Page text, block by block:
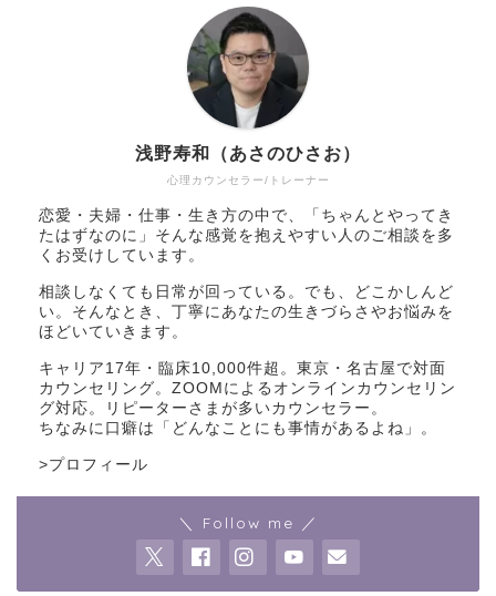
心理カウンセラー/トレーナー
浅野寿和（あさのひさお）
恋愛・夫婦・仕事・生き方の中で、「ちゃんとやってき
たはずなのに」そんな感覚を抱えやすい人のご相談を多
くお受けしています。
相談しなくても日常が回っている。でも、どこかしんど
い。そんなとき、丁寧にあなたの生きづらさやお悩みを
ほどいていきます。
キャリア17年・臨床10,000件超。東京・名古屋で対面
カウンセリング。ZOOMによるオンラインカウンセリン
グ対応。リピーターさまが多いカウンセラー。
ちなみに口癖は「どんなことにも事情があるよね」。
>プロフィール
＼ Follow me ／